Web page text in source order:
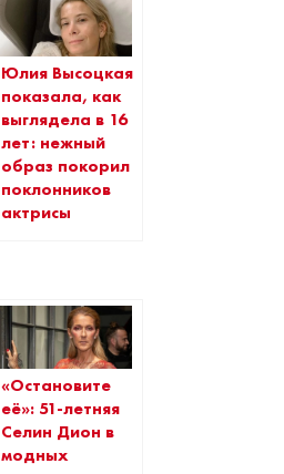
Юлия Высоцкая
показала, как
выглядела в 16
лет: нежный
образ покорил
поклонников
актрисы
«Остановите
её»: 51-летняя
Селин Дион в
модных